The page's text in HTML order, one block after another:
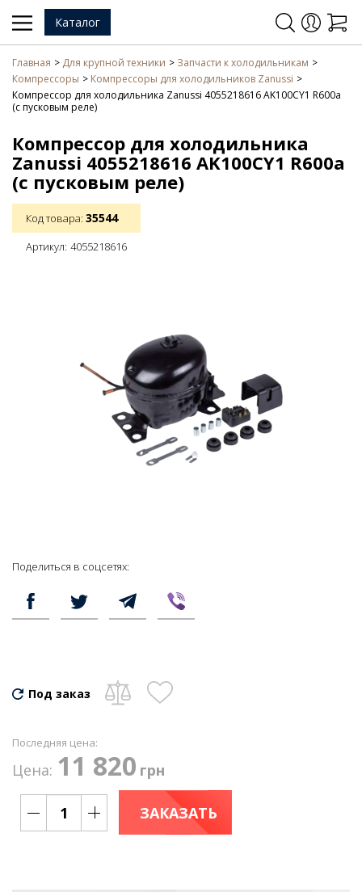
Каталог
Главная Для крупной техники
Запчасти к холодильникам
Компрессоры
Компрессоры для холодильников Zanussi
Компрессор для холодильника Zanussi 4055218616 AK100CY1 R600a
(с пусковым реле)
Компрессор для холодильника
Zanussi 4055218616 AK100CY1 R600a
(с пусковым реле)
Код товара: 35544
Артикул: 4055218616
Поделиться в соцсетях:
Под заказ
Последняя цена:
Цена: 11 820 грн
ЗАКАЗАТЬ